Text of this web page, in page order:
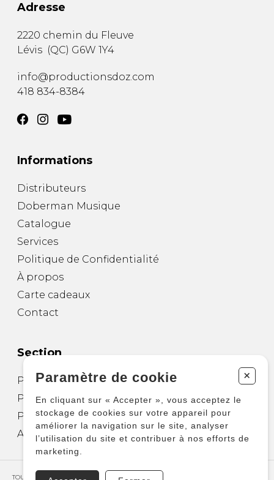
Adresse
2220 chemin du Fleuve
Lévis (QC) G6W 1Y4
info@productionsdoz.com
418 834-8384
Informations
Distributeurs
Doberman Musique
Catalogue
Services
Politique de Confidentialité
À propos
Carte cadeaux
Contact
Section
Partitions pour guitare
Partitions pour autres instruments
Partitions pour ensembles
Autres produits
TOUS DROITS RÉSERVÉS © COPYRIGHT 2026 – PRODUCTIONS D'OZ
Paramètre de cookie +
En cliquant sur « Accepter », vous acceptez le
stockage de cookies sur votre appareil pour
améliorer la navigation sur le site, analyser
l’utilisation du site et contribuer à nos efforts de
marketing.